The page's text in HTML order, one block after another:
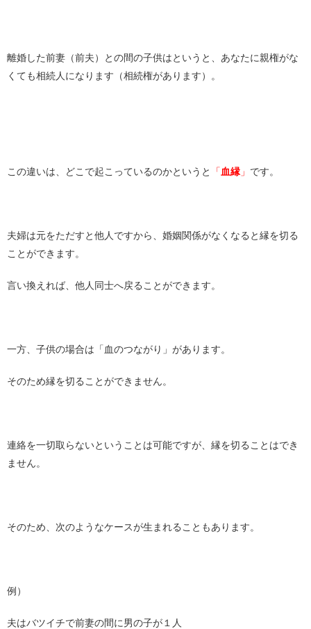
離婚した前妻（前夫）との間の子供はというと、あなたに親権がな
くても相続人になります（相続権があります）。
この違いは、どこで起こっているのかというと 「 血縁 」 です。
夫婦は元をただすと他人ですから、婚姻関係がなくなると縁を切る
ことができます。
言い換えれば、他人同士へ戻ることができます。
一方、子供の場合は「血のつながり」があります。
そのため縁を切ることができません。
連絡を一切取らないということは可能ですが、縁を切ることはでき
ません。
そのため、次のようなケースが生まれることもあります。
例）
夫はバツイチで前妻の間に男の子が１人